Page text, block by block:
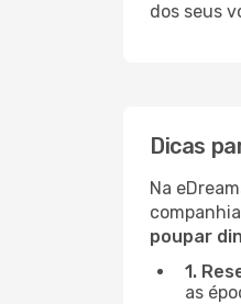
dos seus
Dicas
Na
poupar
1.
as